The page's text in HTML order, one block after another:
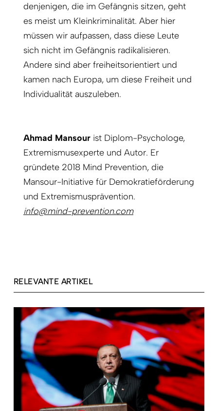
denjenigen, die im Gefängnis sitzen, geht
es meist um Kleinkriminalität. Aber hier
müssen wir aufpassen, dass diese Leute
sich nicht im Gefängnis radikalisieren.
Andere sind aber freiheitsorientiert und
kamen nach Europa, um diese Freiheit und
Individualität auszuleben.
Ahmad Mansour ist Diplom-Psychologe,
Extremismusexperte und Autor. Er
gründete 2018 Mind Prevention, die
Mansour-Initiative für Demokratieförderung
und Extremismusprävention.
info@mind-prevention.com
RELEVANTE ARTIKEL